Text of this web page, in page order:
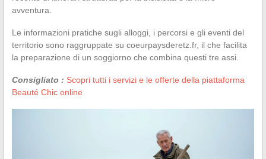
avventura.
Le informazioni pratiche sugli alloggi, i percorsi e gli eventi del
territorio sono raggruppate su coeurpaysderetz.fr, il che facilita
la preparazione di un soggiorno che combina questi tre assi.
Consigliato : Scopri tutti i servizi e le offerte della piattaforma
Beauté Chic online